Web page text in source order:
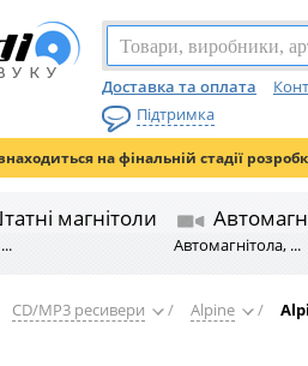
Доставка та оплата
Підтримка
на фінальній стадії
магнітоли
Автомагнітола, ...
CD/MP3 ресивери / Alpine /